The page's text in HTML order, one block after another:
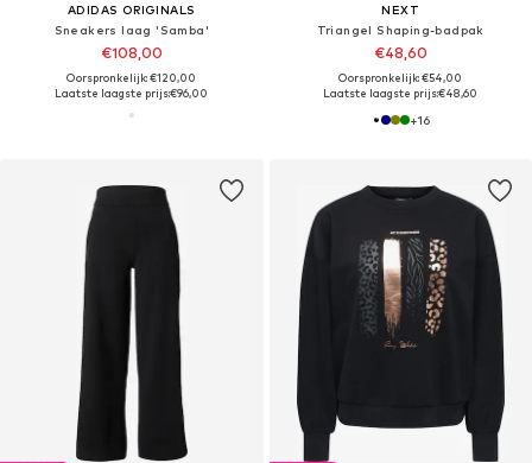
ADIDAS ORIGINALS
Sneakers laag 'Samba'
€108,00
Oorspronkelijk: €120,00
Laatste laagste prijs:€96,00
NEXT
Triangel Shaping-badpak
€48,60
Oorspronkelijk: €54,00
Laatste laagste prijs:€48,60
+16